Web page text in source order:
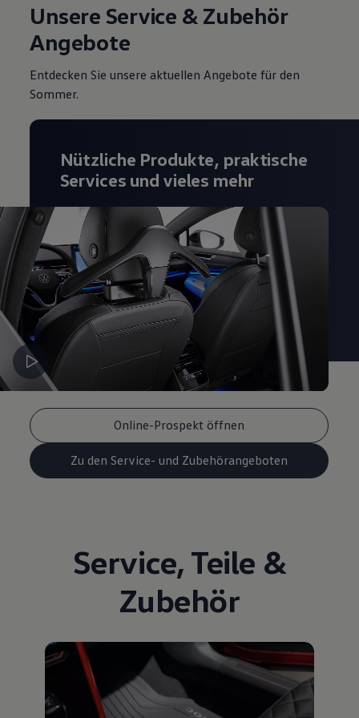
Magazin
Lifestyle
Transport
Elektromobilität
Pannen- und Unfallhilfe
Unsere Service & Zubehör
Angebote
Entdecken Sie unsere aktuellen Angebote für den
Sommer.
Online-Prospekt öffnen
Zu den Service- und Zubehörangeboten
Nützliche Produkte, praktische
Services und vieles mehr
Service, Teile &
Zubehör